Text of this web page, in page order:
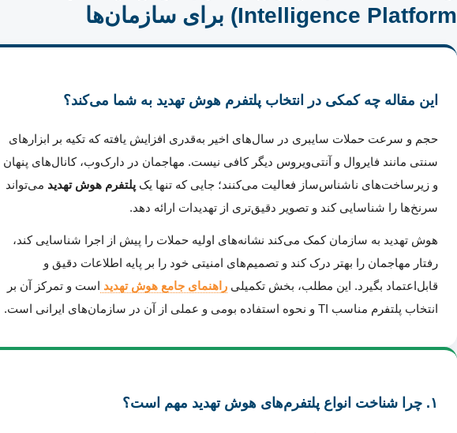
Intelligence Platform) برای سازمان‌ها
این مقاله چه کمکی در انتخاب پلتفرم هوش تهدید به شما می‌کند؟
حجم و سرعت حملات سایبری در سال‌های اخیر به‌قدری افزایش یافته که تکیه بر ابزارهای
سنتی مانند فایروال و آنتی‌ویروس دیگر کافی نیست. مهاجمان در دارک‌وب، کانال‌های پنهان
و زیرساخت‌های ناشناس‌ساز فعالیت می‌کنند؛ جایی که تنها یکپلتفرم هوش تهدید می‌تواند
سرنخ‌ها را شناسایی کند و تصویر دقیق‌تری از تهدیدات ارائه دهد.
هوش تهدید به سازمان کمک می‌کند نشانه‌های اولیه حملات را پیش از اجرا شناسایی کند،
رفتار مهاجمان را بهتر درک کند و تصمیم‌های امنیتی خود را بر پایه اطلاعات دقیق و
قابل‌اعتماد بگیرد. این مطلب، بخش تکمیلیراهنمای جامع هوش تهدید است و تمرکز آن بر
انتخاب پلتفرم مناسب TI و نحوه استفاده بومی و عملی از آن در سازمان‌های ایرانی است.
۱. چرا شناخت انواع پلتفرم‌های هوش تهدید مهم است؟